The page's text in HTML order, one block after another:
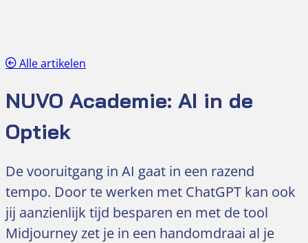
Alle artikelen
NUVO Academie: AI in de
Optiek
De vooruitgang in AI gaat in een razend
tempo. Door te werken met ChatGPT kan ook
jij aanzienlijk tijd besparen en met de tool
Midjourney zet je in een handomdraai al je